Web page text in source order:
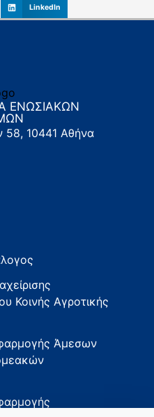
LinkedIn
ΕΝΩΣΙΑΚΩΝ
10441 Αθήνα
Κοινής Αγροτικής
Άμεσων